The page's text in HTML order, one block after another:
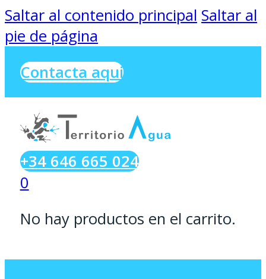
Saltar al contenido principal Saltar al
pie de página
Contacta aqui
+34 646 665 024
0
No hay productos en el carrito.